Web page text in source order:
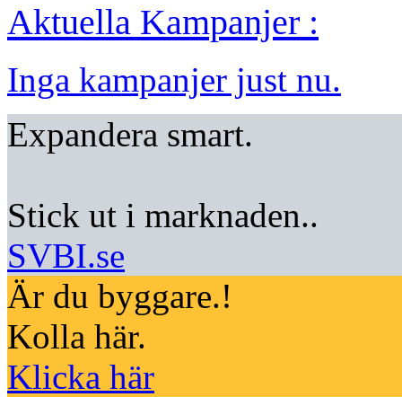
Aktuella Kampanjer :
Inga kampanjer just nu.
Expandera smart.
Stick ut i marknaden..
SVBI.se
Är du byggare.!
Kolla här.
Klicka här